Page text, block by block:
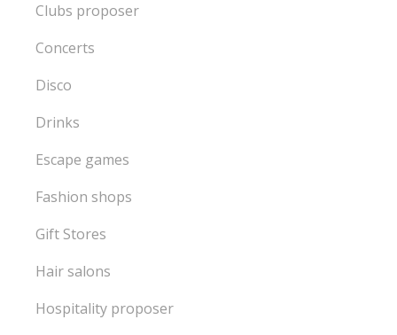
Clubs proposer
Concerts
Disco
Drinks
Escape games
Fashion shops
Gift Stores
Hair salons
Hospitality proposer